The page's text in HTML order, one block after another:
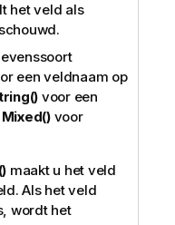
het veld als
een veldnaam op
voor een
Mixed()voor
maakt u het veld
Als het veld
wordt het